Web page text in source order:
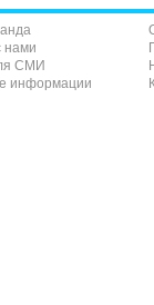
нами
СМИ
информации